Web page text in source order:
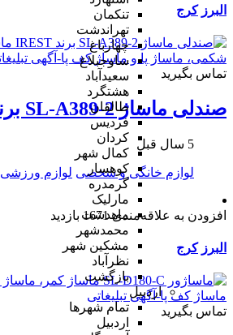
تنکمان
تهراندشت
چهارباغ
ساوجبلاغ
سعیدآباد
هشتگرد
طالقان
فردیس
کردان
کمال شهر
کوهسار
گرمدره
مارلیک
ماهدشت
محمدشهر
مشکین شهر
نظرآباد
بازگشت
اردبیل
تمام شهر‌ها
اردبیل
البرز کرج
تماس بگیرید
صندلی ماساژ SL-A389-2 برند IREST
5 سال قبل
لوازم خانگی و شخصی لوازم ورزشی
افزودن به علاقه‌مندی 1671 بازدید
البرز کرج
تماس بگیرید